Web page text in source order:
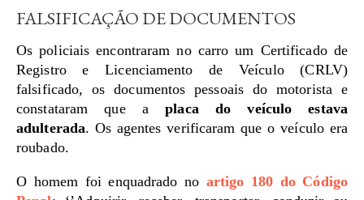
FALSIFICAÇÃO DE DOCUMENTOS
Os policiais encontraram no carro um Certificado de
Registro e Licenciamento de Veículo (CRLV)
falsificado, os documentos pessoais do motorista e
constataram que aplaca do veículo estava
adulterada. Os agentes verificaram que o veículo era
roubado.
O homem foi enquadrado no artigo 180 do Código